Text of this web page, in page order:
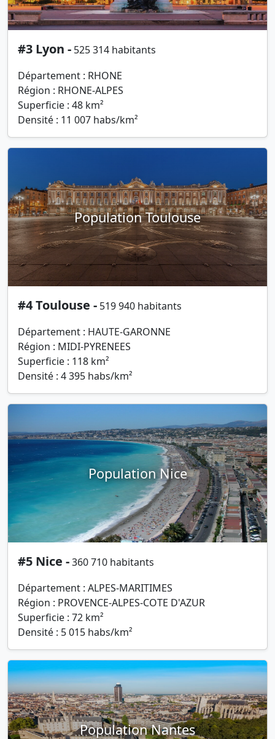
#3 Lyon - 525 314 habitants
Département : RHONE
Région : RHONE-ALPES
Superficie : 48 km²
Densité : 11 007 habs/km²
Population Toulouse
#4 Toulouse - 519 940 habitants
Département : HAUTE-GARONNE
Région : MIDI-PYRENEES
Superficie : 118 km²
Densité : 4 395 habs/km²
Population Nice
#5 Nice -360 710 habitants
Département : ALPES-MARITIMES
Région : PROVENCE-ALPES-COTE D'AZUR
Superficie : 72 km²
Densité : 5 015 habs/km²
Population Nantes